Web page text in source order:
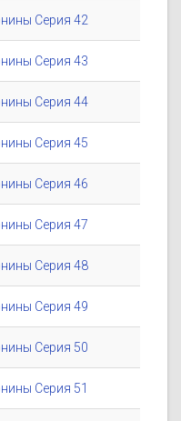
Серия 42
Серия 43
Серия 44
Серия 45
Серия 46
Серия 47
Серия 48
Серия 49
Серия 50
Серия 51